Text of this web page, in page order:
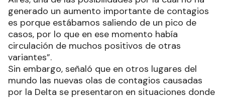
generado un aumento importante de contagios
es porque estábamos saliendo de un pico de
casos, por lo que en ese momento había
circulación de muchos positivos de otras
variantes”.
Sin embargo, señaló que en otros lugares del
mundo las nuevas olas de contagios causadas
por la Delta se presentaron en situaciones donde